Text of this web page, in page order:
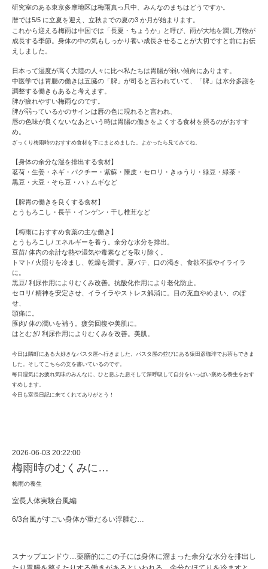
研究室のある東京多摩地区は梅雨真っ只中、みんなのまちはどうですか。
暦では5/5 に立夏を迎え、立秋までの夏の3 か月が始まります。
これから迎える梅雨は中国では「長夏・ちょうか」と呼び、 雨が大地を潤し万物が
成長する季節。身体の中の気もしっかり養い成長させることが大切ですと前にお伝
えしました。
日本って湿度が高く大陸の人々に比べ私たちは胃腸が弱い傾向にあります。
中医学では胃腸の働きは五臓の「脾」が司ると言われていて、「脾」は水分多謝を
調整する働きもあると考えます。
脾が疲れやすい梅雨なのです。
脾が弱っているかのサインは唇の色に現れると言われ、
唇の色味が良くないなあという時は胃腸の働きをよくする食材を摂るのがおすす
め。
ざっくり梅雨時のおすすめ食材を下にまとめました。よかったら見てみてね。
【身体の余分な湿を排出する食材】
茗荷・生姜・ネギ・パクチー・紫蘇・陳皮・セロリ・きゅうり・緑豆・緑茶・
黒豆・大豆・そら豆・ハトムギなど
【脾胃の働きを良くする食材】
とうもろこし・長芋・インゲン・干し椎茸など
【梅雨におすすめ食薬の主な働き】
とうもろこし/ エネルギーを養う。余分な水分を排出。
豆苗/ 体内の余計な熱や湿気や毒素などを取り除く。
トマト/ 火照りを冷まし、乾燥を潤す。夏バテ、口の渇き、食欲不振やイライラ
に。
黒豆/ 利尿作用によりむくみ改善。抗酸化作用により老化防止。
セロリ/ 精神を安定させ、イライラやストレス解消に。目の充血やめまい、のぼ
せ、
頭痛に。
豚肉/ 体の潤いを補う。疲労回復や美肌に。
はとむぎ/ 利尿作用によりむくみを改善。美肌。
今日は隣町にある大好きなパスタ屋へ行きました。パスタ屋の並びにある猿田彦珈琲でお茶もできま
した。そしてこちらの文を書いているのです。
毎日湿気にお疲れ気味のみんなに、ひと息ふた息そして深呼吸して自分をいっぱい褒める養生をおす
すめします。
今日も室長日記に来てくれてありがとう！
2026-06-03 20:22:00
梅雨時のむくみに…
梅雨の養生
室長人体実験台風編
6/3台風がすごい身体が重だるい浮腫む…
スナップエンドウ…薬膳的にこの子には身体に溜まった余分な水分を排出し